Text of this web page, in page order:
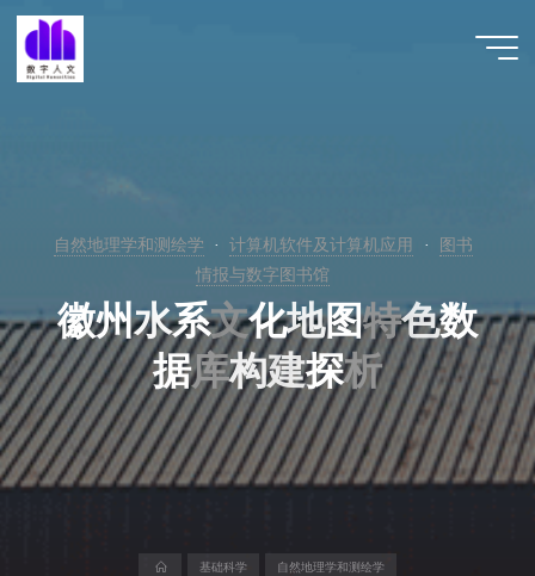
自然地理学和测绘学 计算机软件及计算机应用
图书
情报与数字图书馆
徽州水系文化地图特色数
据库构建探析
基础科学 自然地理学和测绘学